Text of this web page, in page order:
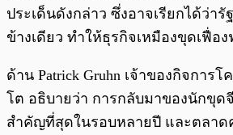
ประเด็นดังกล่าว ซึ่งอาจเรียกได้ว่า
ข้างเดียว ทำให้ธุรกิจเหมืองขุดเฟื่อ
ด้าน Patrick Gruhn เจ้าของกิจการ
โต อธิบายว่า การกลับมาของนักขุ
สำคัญที่สุดในรอบหลายปี และตลาด